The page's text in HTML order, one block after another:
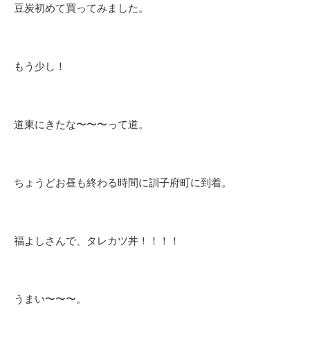
豆炭初めて買ってみました。
もう少し！
道東にきたな〜〜〜って道。
ちょうどお昼も終わる時間に訓子府町に到着。
福よしさんで、タレカツ丼！！！！
うまい〜〜〜。